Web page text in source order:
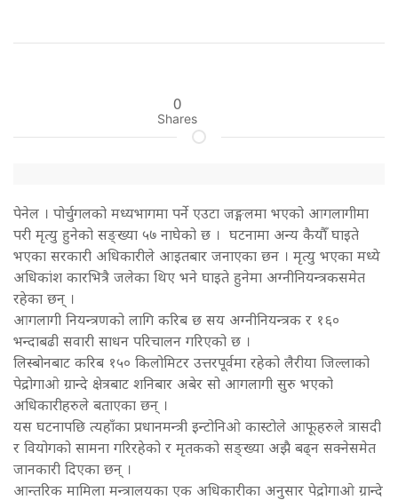
0
Shares
पेनेल । पोर्चुगलको मध्यभागमा पर्ने एउटा जङ्गलमा भएको आगलागीमा
परी मृत्यु हुनेको सङ्ख्या ५७ नाघेको छ । घटनामा अन्य कैयौँ घाइते
भएका सरकारी अधिकारीले आइतबार जनाएका छन । मृत्यु भएका मध्ये
अधिकांश कारभित्रै जलेका थिए भने घाइते हुनेमा अग्नीनियन्त्रकसमेत
रहेका छन् ।
आगलागी नियन्त्रणको लागि करिब छ सय अग्नीनियन्त्रक र १६०
भन्दाबढी सवारी साधन परिचालन गरिएको छ ।
लिस्बोनबाट करिब १५० किलोमिटर उत्तरपूर्वमा रहेको लैरीया जिल्लाको
पेद्रोगाओ ग्रान्दे क्षेत्रबाट शनिबार अबेर सो आगलागी सुरु भएको
अधिकारीहरुले बताएका छन् ।
यस घटनापछि त्यहाँका प्रधानमन्त्री इन्टोनिओ कास्टोले आफूहरुले त्रासदी
र वियोगको सामना गरिरहेको र मृतकको सङ्ख्या अझै बढ्न सक्नेसमेत
जानकारी दिएका छन् ।
आन्तरिक मामिला मन्त्रालयका एक अधिकारीका अनुसार पेद्रोगाओ ग्रान्दे